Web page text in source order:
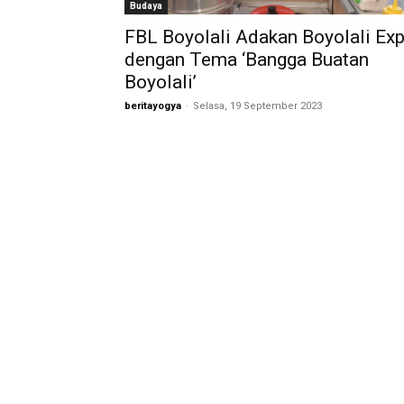
Budaya
FBL Boyolali Adakan Boyolali
dengan Tema ‘Bangga Buatan
Boyolali’
beritayogya - Selasa, 19 September 2023